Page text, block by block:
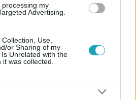
my
Advertising.
Use,
or Sharing of my
Unrelated with the
was collected.
ELSŐ LÁTÁSRA